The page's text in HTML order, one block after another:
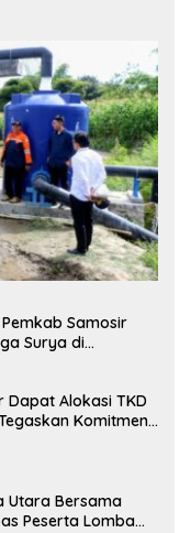
Samosir
Surya di
Dapat Alokasi TKD
Komitmen
Utara Bersama
Peserta Lomba